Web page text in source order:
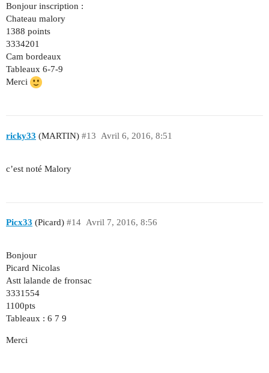
Bonjour inscription :
Chateau malory
1388 points
3334201
Cam bordeaux
Tableaux 6-7-9
Merci
ricky33 (MARTIN) Avril 6, 2016, 8:51
#13
c’est noté Malory
Picx33 (Picard) Avril 7, 2016, 8:56
#14
Bonjour
Picard Nicolas
Astt lalande de fronsac
3331554
1100pts
Tableaux : 6 7 9
Merci